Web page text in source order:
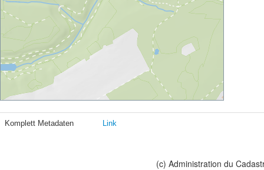
Komplett Metadaten Link
(c) Administration du